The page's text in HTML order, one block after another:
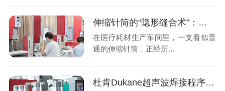
伸缩针筒的“隐形缝合术”：灵高超声波焊接如何重塑医疗包装品质？
在医疗耗材生产车间里，一支看似普
通的伸缩针筒，正经历...
杜肯Dukane超声波焊接程序参数丢失？别慌，看这里！